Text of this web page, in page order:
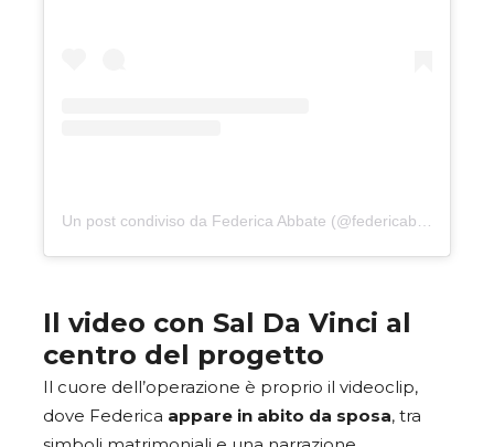
Il video con Sal Da Vinci al
centro del progetto
Il cuore dell’operazione è proprio il videoclip,
dove Federica appare in abito da sposa, tra